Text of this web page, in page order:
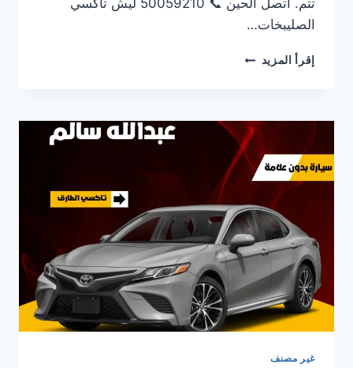
تتم. اتصل الحين 📞 50059210 ليش تاكسي
الصليبخات…
إقرأ المزيد رقم
تاكسي
الطارق
غير مصنف